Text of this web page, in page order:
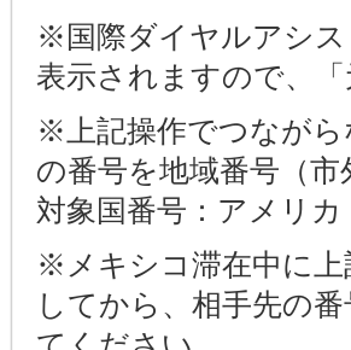
※国際ダイヤルアシス
表示されますので、
※上記操作でつながら
の番号を地域番号（
対象国番号：アメリ
※メキシコ滞在中に上
してから、相手先の